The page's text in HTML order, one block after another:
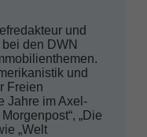
und
den DWN
und
Freien
Jahre im Axel-
„Die
„Welt